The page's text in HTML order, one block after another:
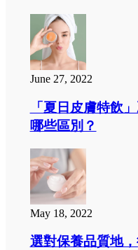
June 27, 2022
「夏日皮膚特飲
哪些區別？
May 18, 2022
選對保養品質地